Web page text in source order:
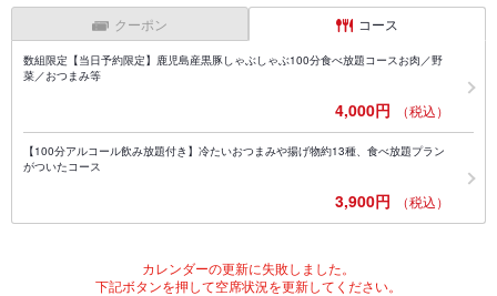
クーポン コース
数組限定【当日予約限定】鹿児島産黒豚しゃぶしゃぶ100分食べ放題コースお肉／野
菜／おつまみ等
4,000円 （税込）
【100分アルコール飲み放題付き】冷たいおつまみや揚げ物約13種、食べ放題プラン
がついたコース
3,900円 （税込）
カレンダーの更新に失敗しました。
下記ボタンを押して空席状況を更新してください。